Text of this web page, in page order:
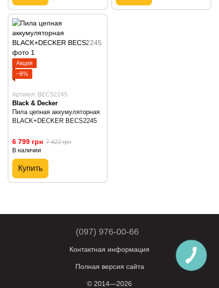
Акция
−8%
Артикул: BECS2245
Black & Decker
Пила цепная аккумуляторная
BLACK+DECKER BECS2245
6 799 грн 7 422 грн
В наличии
Купить
(097) 976-00-66
Контактная информация
Полная версия сайта
© 2014—2026